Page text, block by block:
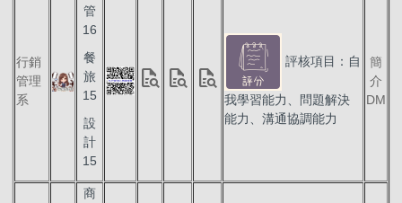
行銷
管理
系
管
16
餐
旅
15
設
計
15
quick_reference_all quick_reference_all quick_reference_all
評核項目：自
我學習能力、問題解決
能力、溝通協調能力
簡
介
DM
商